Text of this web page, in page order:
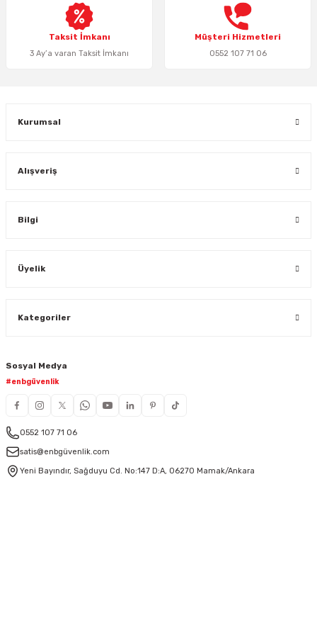
Taksit İmkanı
3 Ay’a varan Taksit İmkanı
Müşteri Hizmetleri
0552 107 71 06
Kurumsal
Alışveriş
Bilgi
Üyelik
Kategoriler
Sosyal Medya
#enbgüvenlik
0552 107 71 06
satis@enbgüvenlik.com
Yeni Bayındır, Sağduyu Cd. No:147 D:A, 06270 Mamak/Ankara